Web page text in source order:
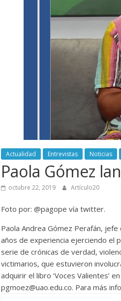
Actualidad Entrevistas Noticias
Paola Gómez
octubre 22, 2019 Artículo20
Foto por: @pagope vía twitter.
Paola Andrea Gómez Perafán,
años de experiencia ejerciendo el
serie de crónicas de verdad,
victimarios, que estuvieron
adquirir el libro ‘Voces Valientes’
pgmoez@uao.edu.co. Para más